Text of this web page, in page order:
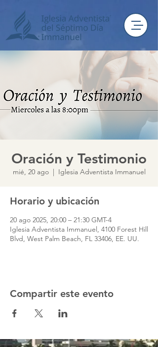
Oración y Testimonio
mié, 20 ago
  |
Iglesia Adventista Immanuel
Horario y ubicación
20 ago 2025, 20:00 – 21:30 GMT-4
Iglesia Adventista Immanuel, 4100 Forest Hill
Blvd, West Palm Beach, FL 33406, EE. UU.
Compartir este evento